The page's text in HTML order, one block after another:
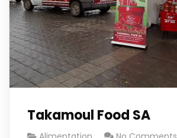
Takamoul Food SA